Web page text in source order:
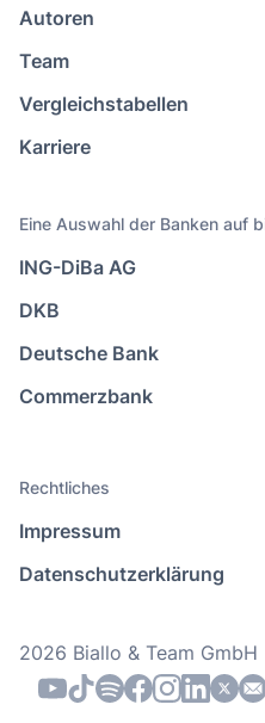
Autoren
Team
Vergleichstabellen
Karriere
Eine Auswahl der Banken auf
ING-DiBa AG
DKB
Deutsche Bank
Commerzbank
Rechtliches
Impressum
Datenschutzerklärung
2026 Biallo & Team GmbH